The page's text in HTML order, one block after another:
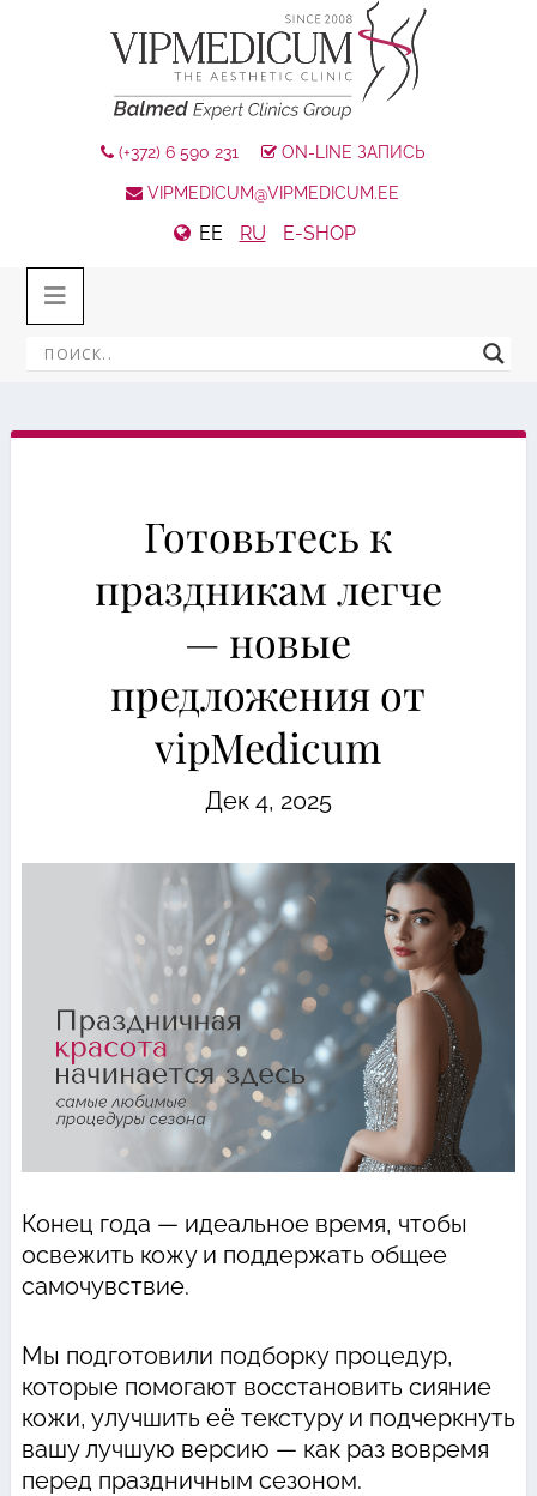
(+372) 6 590 231 ON-LINE ЗАПИСЬ
VIPMEDICUM@VIPMEDICUM.EE
EE RU E-SHOP
Готовьтесь к
праздникам легче
— новые
предложения от
vipMedicum
Дек 4, 2025
Конец года — идеальное время, чтобы
освежить кожу и поддержать общее
самочувствие.
Мы подготовили подборку процедур,
которые помогают восстановить сияние
кожи, улучшить её текстуру и подчеркнуть
вашу лучшую версию — как раз вовремя
перед праздничным сезоном.